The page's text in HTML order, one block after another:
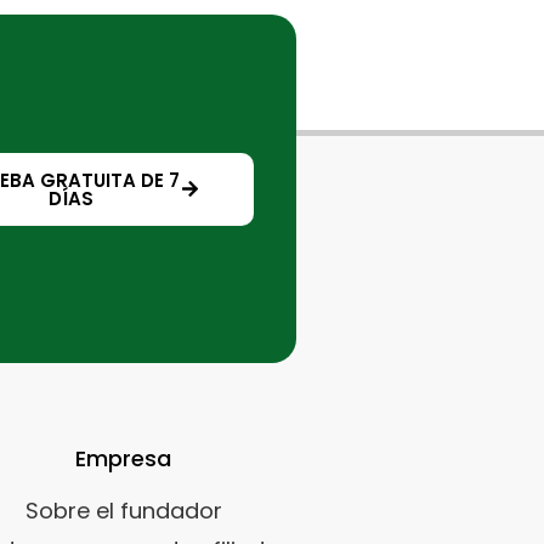
GRATUITA DE 7
DÍAS
Empresa
Sobre el fundador